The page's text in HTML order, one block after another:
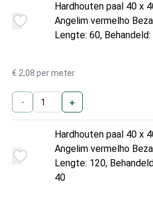
Hardhouten paal 40 x
Angelim vermelho
Lengte: 60,
€ 2,08 per meter
- +
Hardhouten paal 40 x
Angelim vermelho
Lengte: 120,
40